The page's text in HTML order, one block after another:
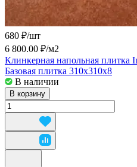
680 ₽/шт
6 800.00 ₽/м2
Клинкерная напольная плитка
Базовая плитка 310x310x8
В наличии
В корзину